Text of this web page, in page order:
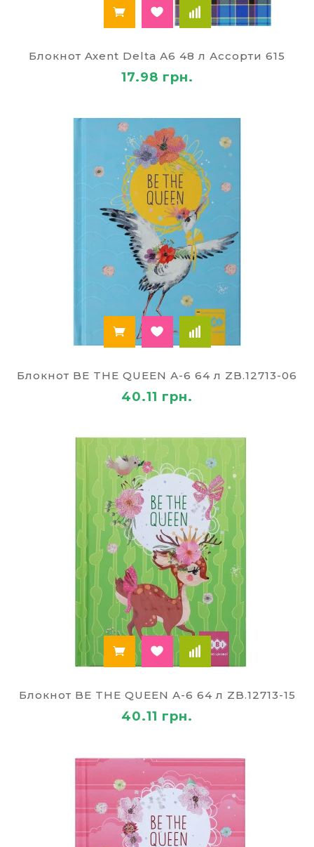
Блокнот Axent Delta А6 48 л Ассорти 615
17.98 грн.
Блокнот BE THE QUEEN А-6 64 л ZB.12713-06
40.11 грн.
Блокнот BE THE QUEEN А-6 64 л ZB.12713-15
40.11 грн.